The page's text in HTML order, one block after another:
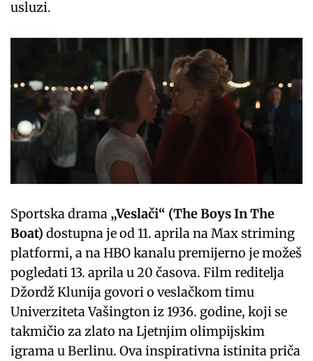
usluzi.
Sportska drama „Veslači“ (The Boys In The
Boat) dostupna je od 11. aprila na Max striming
platformi, a na HBO kanalu premijerno je možeš
pogledati 13. aprila u 20 časova. Film reditelja
Džordž Klunija govori o veslačkom timu
Univerziteta Vašington iz 1936. godine, koji se
takmičio za zlato na Ljetnjim olimpijskim
igrama u Berlinu. Ova inspirativna istinita priča